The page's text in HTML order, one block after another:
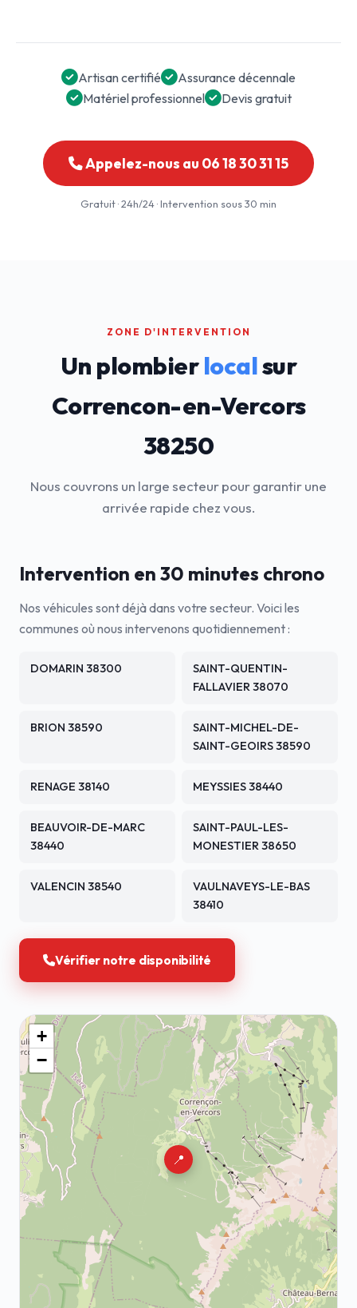
Artisan certifié
Assurance décennale
Matériel professionnel
Devis gratuit
Appelez-nous au 06 18 30 31 15
Gratuit · 24h/24 · Intervention sous 30 min
ZONE D'INTERVENTION
Un plombierlocalsur
Correncon-en-Vercors
38250
Nous couvrons un large secteur pour garantir une
arrivée rapide chez vous.
Intervention en 30 minutes chrono
Nos véhicules sont déjà dans votre secteur. Voici les
communes où nous intervenons quotidiennement :
DOMARIN 38300
SAINT-QUENTIN-
FALLAVIER 38070
BRION 38590
SAINT-MICHEL-DE-
SAINT-GEOIRS 38590
RENAGE 38140 MEYSSIES 38440
BEAUVOIR-DE-MARC
38440
SAINT-PAUL-LES-
MONESTIER 38650
VALENCIN 38540
VAULNAVEYS-LE-BAS
38410
Vérifier notre disponibilité
📍
+
−